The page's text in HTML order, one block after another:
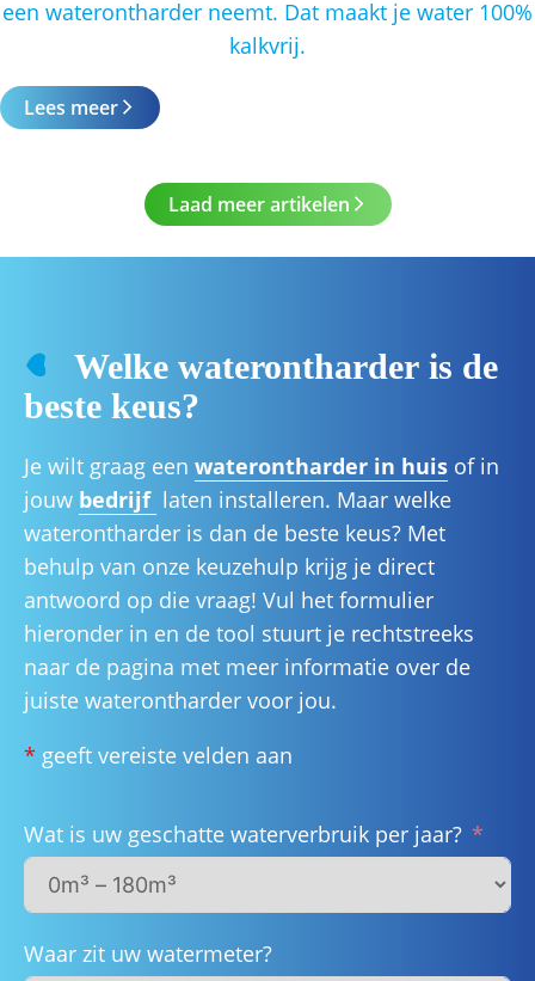
een waterontharder neemt. Dat maakt je water 100%
kalkvrij.
Lees meer
Laad meer artikelen
Welke waterontharder is de
beste keus?
Je wilt graag een waterontharder in huis of in
jouw bedrijf laten installeren. Maar welke
waterontharder is dan de beste keus? Met
behulp van onze keuzehulp krijg je direct
antwoord op die vraag! Vul het formulier
hieronder in en de tool stuurt je rechtstreeks
naar de pagina met meer informatie over de
juiste waterontharder voor jou.
* geeft vereiste velden aan
Wat is uw geschatte waterverbruik per jaar?
Waar zit uw watermeter?